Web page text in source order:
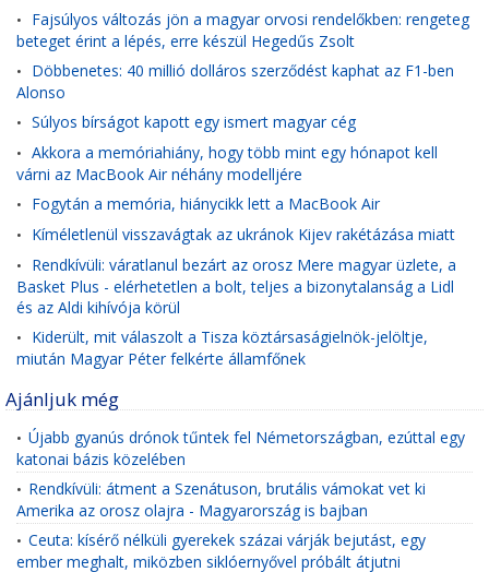
• Fajsúlyos változás jön a magyar orvosi rendelőkben: rengeteg
beteget érint a lépés, erre készül Hegedűs Zsolt
• Döbbenetes: 40 millió dolláros szerződést kaphat az F1-ben
Alonso
• Súlyos bírságot kapott egy ismert magyar cég
• Akkora a memóriahiány, hogy több mint egy hónapot kell
várni az MacBook Air néhány modelljére
• Fogytán a memória, hiánycikk lett a MacBook Air
• Kíméletlenül visszavágtak az ukránok Kijev rakétázása miatt
• Rendkívüli: váratlanul bezárt az orosz Mere magyar üzlete, a
Basket Plus - elérhetetlen a bolt, teljes a bizonytalanság a Lidl
és az Aldi kihívója körül
• Kiderült, mit válaszolt a Tisza köztársaságielnök-jelöltje,
miután Magyar Péter felkérte államfőnek
Ajánljuk még
• Újabb gyanús drónok tűntek fel Németországban, ezúttal egy
katonai bázis közelében
• Rendkívüli: átment a Szenátuson, brutális vámokat vet ki
Amerika az orosz olajra - Magyarország is bajban
• Ceuta: kísérő nélküli gyerekek százai várják bejutást, egy
ember meghalt, miközben siklóernyővel próbált átjutni